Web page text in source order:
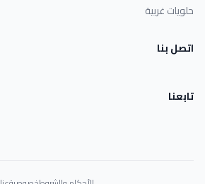
حلويات غربية
اتصل بنا
تابعنا